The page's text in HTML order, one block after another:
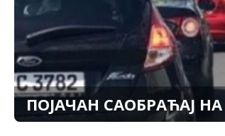
ПОЈАЧАН САОБРАЋАЈ